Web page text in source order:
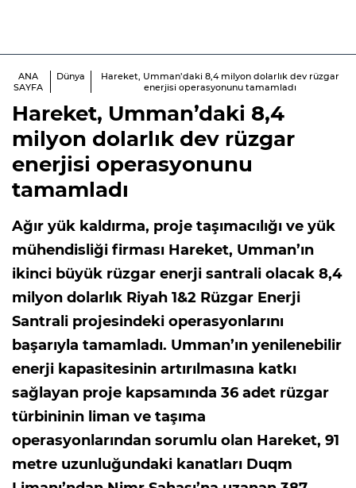
ANA
SAYFA
Dünya
Hareket, Umman’daki 8,4 milyon dolarlık dev rüzgar
enerjisi operasyonunu tamamladı
Hareket, Umman’daki 8,4
milyon dolarlık dev rüzgar
enerjisi operasyonunu
tamamladı
Ağır yük kaldırma, proje taşımacılığı ve yük
mühendisliği firması Hareket, Umman’ın
ikinci büyük rüzgar enerji santrali olacak 8,4
milyon dolarlık Riyah 1&2 Rüzgar Enerji
Santrali projesindeki operasyonlarını
başarıyla tamamladı. Umman’ın yenilenebilir
enerji kapasitesinin artırılmasına katkı
sağlayan proje kapsamında 36 adet rüzgar
türbininin liman ve taşıma
operasyonlarından sorumlu olan Hareket, 91
metre uzunluğundaki kanatları Duqm